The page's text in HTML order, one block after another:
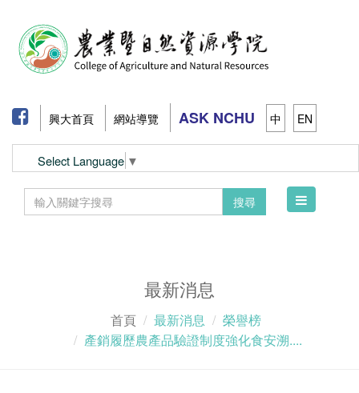
興大首頁 網站導覽 ASK NCHU 中 EN
Select Language ▼
搜尋
Toggle
最新消息
首頁 最新消息
榮譽榜
產銷履歷農產品驗證制度強化食安溯....